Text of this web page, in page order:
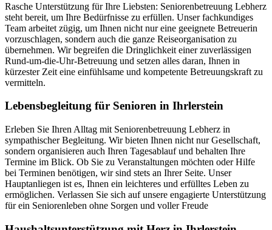
Rasche Unterstützung für Ihre Liebsten: Seniorenbetreuung Lebherz
steht bereit, um Ihre Bedürfnisse zu erfüllen. Unser fachkundiges
Team arbeitet zügig, um Ihnen nicht nur eine geeignete Betreuerin
vorzuschlagen, sondern auch die ganze Reiseorganisation zu
übernehmen. Wir begreifen die Dringlichkeit einer zuverlässigen
Rund-um-die-Uhr-Betreuung und setzen alles daran, Ihnen in
kürzester Zeit eine einfühlsame und kompetente Betreuungskraft zu
vermitteln.
Lebensbegleitung für Senioren in Ihrlerstein
Erleben Sie Ihren Alltag mit Seniorenbetreuung Lebherz in
sympathischer Begleitung. Wir bieten Ihnen nicht nur Gesellschaft,
sondern organisieren auch Ihren Tagesablauf und behalten Ihre
Termine im Blick. Ob Sie zu Veranstaltungen möchten oder Hilfe
bei Terminen benötigen, wir sind stets an Ihrer Seite. Unser
Hauptanliegen ist es, Ihnen ein leichteres und erfülltes Leben zu
ermöglichen. Verlassen Sie sich auf unsere engagierte Unterstützung
für ein Seniorenleben ohne Sorgen und voller Freude